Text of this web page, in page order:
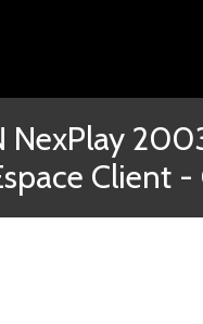
NexPlay
Client -